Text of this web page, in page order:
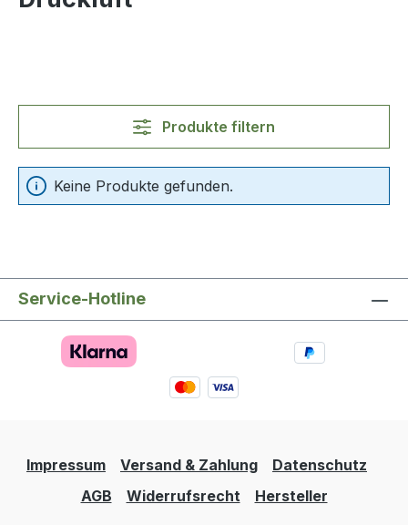
Produkte filtern
Keine Produkte gefunden.
Service-Hotline
Impressum Versand & Zahlung
Datenschutz
AGB
Widerrufsrecht Hersteller